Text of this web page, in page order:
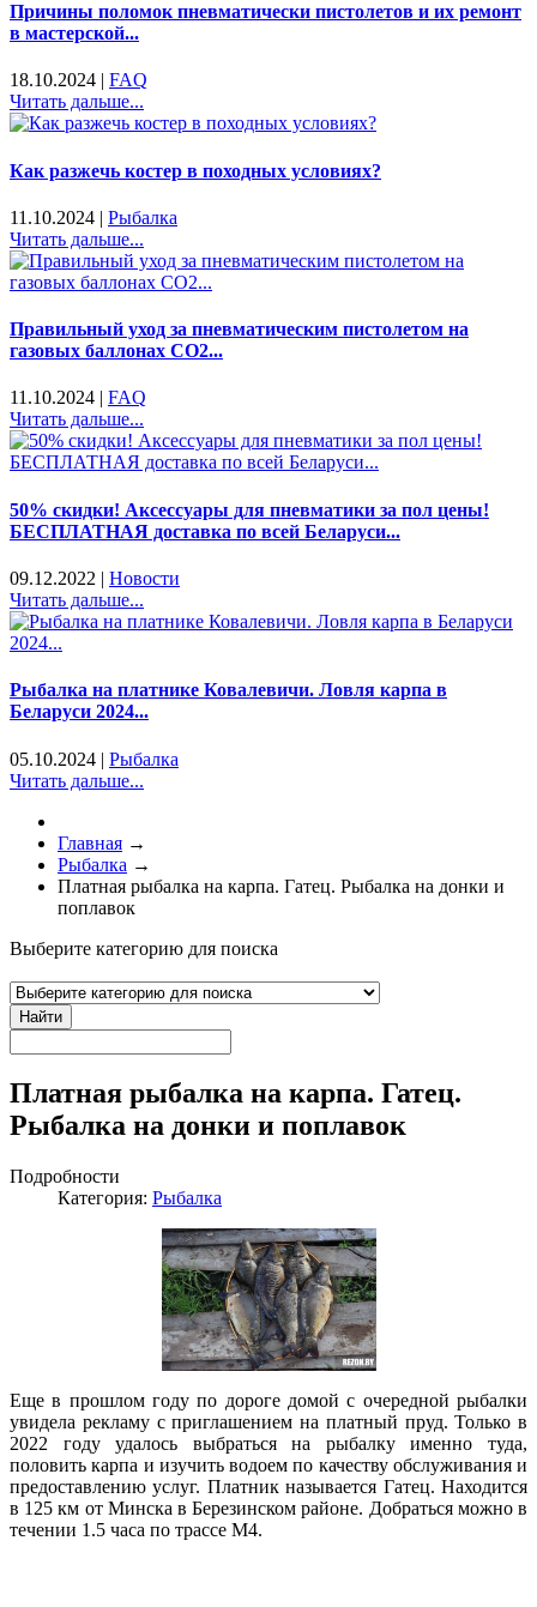
Причины поломок пневматически пистолетов и их ремонт
в мастерской...
18.10.2024 | FAQ
Читать дальше...
Как разжечь костер в походных условиях?
11.10.2024 | Рыбалка
Читать дальше...
Правильный уход за пневматическим пистолетом на
газовых баллонах CO2...
11.10.2024 | FAQ
Читать дальше...
50% скидки! Аксессуары для пневматики за пол цены!
БЕСПЛАТНАЯ доставка по всей Беларуси...
09.12.2022 | Новости
Читать дальше...
Рыбалка на платнике Ковалевичи. Ловля карпа в
Беларуси 2024...
05.10.2024 | Рыбалка
Читать дальше...
Главная →
Рыбалка →
Платная рыбалка на карпа. Гатец. Рыбалка на донки и
поплавок
Выберите категорию для поиска
Найти
Платная рыбалка на карпа. Гатец.
Рыбалка на донки и поплавок
Подробности
Категория: Рыбалка
Еще в прошлом году по дороге домой с очередной рыбалки
увидела рекламу с приглашением на платный пруд. Только в
2022 году удалось выбраться на рыбалку именно туда,
половить карпа и изучить водоем по качеству обслуживания и
предоставлению услуг. Платник называется Гатец. Находится
в 125 км от Минска в Березинском районе. Добраться можно в
течении 1.5 часа по трассе М4.